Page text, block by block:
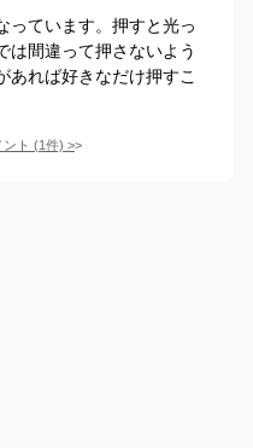
っています。押すと光っ
は間違って押さないよう
あれば好きなだけ押すこ
ト (1件) >